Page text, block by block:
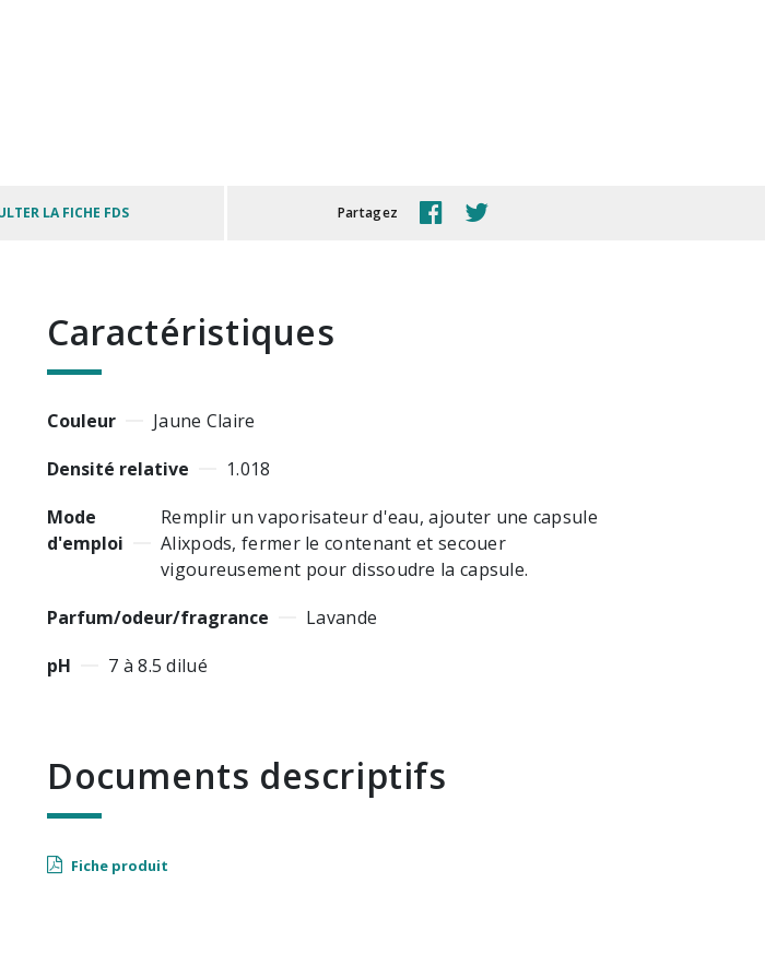
LA FICHE FDS Partagez
Caractéristiques
Couleur
Jaune Claire
Densité relative
1.018
Mode
d'emploi
Remplir un vaporisateur d'eau, ajouter une capsule
Alixpods, fermer le contenant et secouer
vigoureusement pour dissoudre la capsule.
Parfum/odeur/fragrance
Lavande
pH
7 à 8.5 dilué
Documents descriptifs
Fiche produit